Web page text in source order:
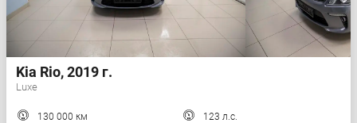
Kia Rio, 2019 г.
Luxe
130 000 км
123 л.с.